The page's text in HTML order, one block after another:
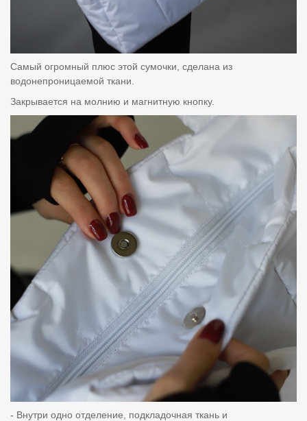
Самый огромный плюс этой сумочки, сделана из
водонепроницаемой ткани.
Закрывается на молнию и магнитную кнопку.
- Внутри одно отделение, подкладочная ткань и